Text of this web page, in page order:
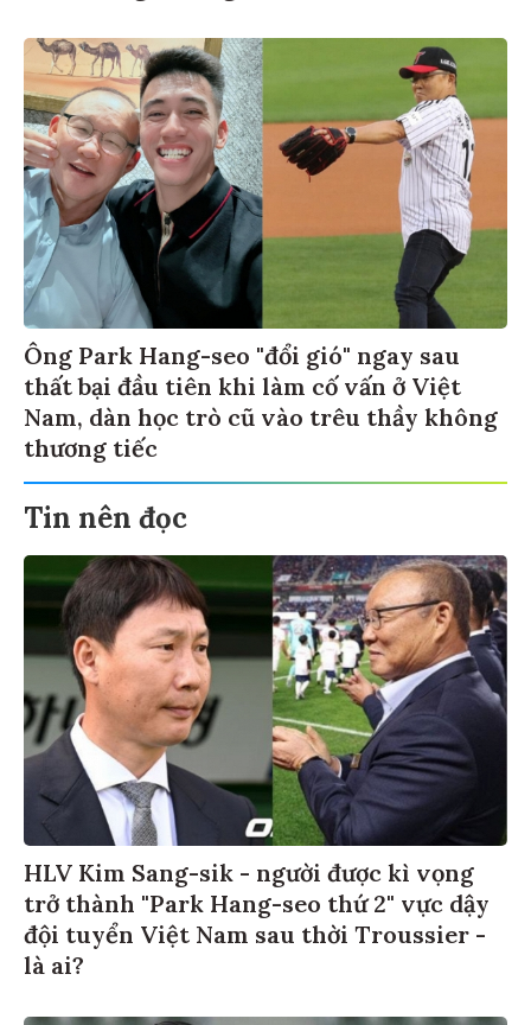
Ông Park Hang-seo "đổi gió" ngay sau
thất bại đầu tiên khi làm cố vấn ở Việt
Nam, dàn học trò cũ vào trêu thầy không
thương tiếc
Tin nên đọc
HLV Kim Sang-sik - người được kì vọng
trở thành "Park Hang-seo thứ 2" vực dậy
đội tuyển Việt Nam sau thời Troussier -
là ai?